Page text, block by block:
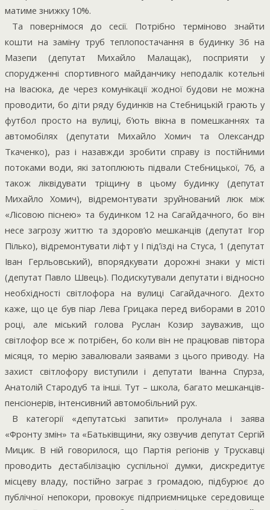
матиме знижку 10%.
Та повернімося до сесії. Потрібно терміново знайти
кошти на заміну труб теплопостачання в будинку 36 на
Мазепи (депутат Михайло Малащак), посприяти у
спорудженні спортивного майданчику неподалік котельні
на Івасюка, де через комунікації жодної будови не можна
проводити, бо діти ряду будинків на Стебницькій грають у
футбол просто на вулиці, б’ють вікна в помешканнях та
автомобілях (депутати Михайло Хомич та Олександр
Ткаченко), раз і назавжди зробити справу із постійними
потоками води, які затоплюють підвали Стебницької, 76, а
також ліквідувати тріщину в цьому будинку (депутат
Михайло Хомич), відремонтувати зруйнований люк між
«Лісовою піснею» та будинком 12 на Сагайдачного, бо він
несе загрозу життю та здоров’ю мешканців (депутат Ігор
Пілько), відремонтувати ліфт у І під’їзді на Стуса, 1 (депутат
Іван Герльовський), впорядкувати дорожні знаки у місті
(депутат Павло Швець). Подискутували депутати і відносно
необхідності світлофора на вулиці Сагайдачного. Дехто
каже, що це був піар Лева Грицака перед виборами в 2010
році, але міський голова Руслан Козир зауважив, що
світлофор все ж потрібен, бо коли він не працював півтора
місяця, то мерію завалювали заявами з цього приводу. На
захист світлофору виступили і депутати Іванна Спурза,
Анатолій Стародуб та інші. Тут – школа, багато мешканців-
пенсіонерів, інтенсивний автомобільний рух.
В категорії «депутатські запити» пролунала і заява
«Фронту змін» та «Батьківщини, яку озвучив депутат Сергій
Мицик. В ній говорилося, що Партія регіонів у Трускавці
проводить дестабілізацію суспільної думки, дискредитує
місцеву владу, постійно заграє з громадою, підбурює до
публічної непокори, провокує підприємницьке середовище